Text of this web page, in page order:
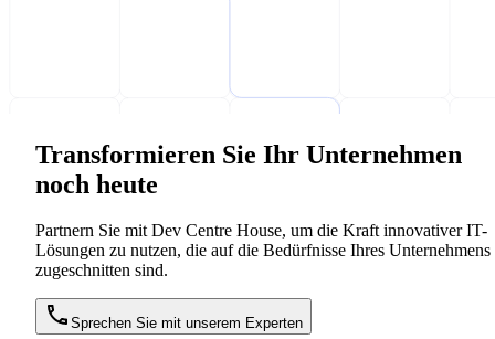
Transformieren Sie Ihr Unternehmen
noch heute
Partnern Sie mit Dev Centre House, um die Kraft innovativer IT-
Lösungen zu nutzen, die auf die Bedürfnisse Ihres Unternehmens
zugeschnitten sind.
Sprechen Sie mit unserem Experten